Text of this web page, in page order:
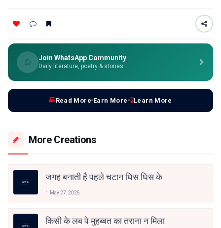
Join WhatsApp Community
Daily literature, poetry & stories
Read More Earn More Learn More
More Creations
जगह बनाती है पहले चटान घिस घिस के
May 27, 2025
किसी के लब पे मुहब्बत का तराना न मिला